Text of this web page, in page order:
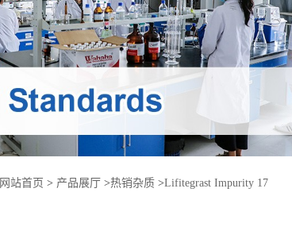
网站首页 > 产品展厅 >热销杂质 >Lifitegrast Impurity 17